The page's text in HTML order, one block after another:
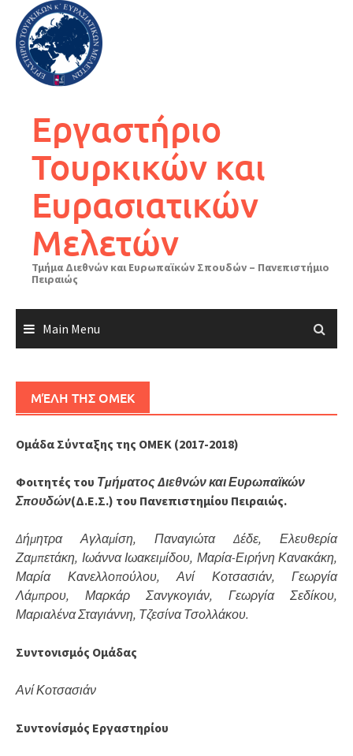
content
Εργαστήριο
Τουρκικών και
Ευρασιατικών
Μελετών
Τμήμα Διεθνών και Ευρωπαϊκών Σπουδών – Πανεπιστήμιο
Πειραιώς
Main Menu
ΜΈΛΗ ΤΗΣ ΟΜΕΚ
Ομάδα Σύνταξης της ΟΜΕΚ (2017-2018)
Φοιτητές του Τμήματος Διεθνών και Ευρωπαϊκών
Σπουδών(Δ.Ε.Σ.) του Πανεπιστημίου Πειραιώς.
Δήμητρα Αγλαμίση, Παναγιώτα Δέδε, Ελευθερία
Ζαμπετάκη, Ιωάννα Ιωακειμίδου, Μαρία-Ειρήνη Κανακάκη,
Μαρία Κανελλοπούλου, Ανί Κοτσασιάν, Γεωργία
Λάμπρου, Μαρκάρ Σανγκογιάν, Γεωργία Σεδίκου,
Μαριαλένα Σταγιάννη, Τζεσίνα Τσολλάκου.
Συντονισμός Ομάδας
Ανί Κοτσασιάν
Συντονίσμός Εργαστηρίου